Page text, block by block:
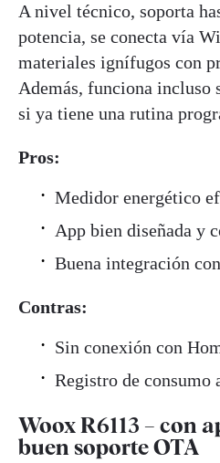
A nivel técnico, soporta
potencia, se conecta vía
materiales ignífugos con
Además, funciona incluso
si ya tiene una rutina
Pros:
Medidor energético
App bien diseñada y
Buena integración
Contras:
Sin conexión con
Registro de consumo
Woox R6113 – con
buen soporte OTA